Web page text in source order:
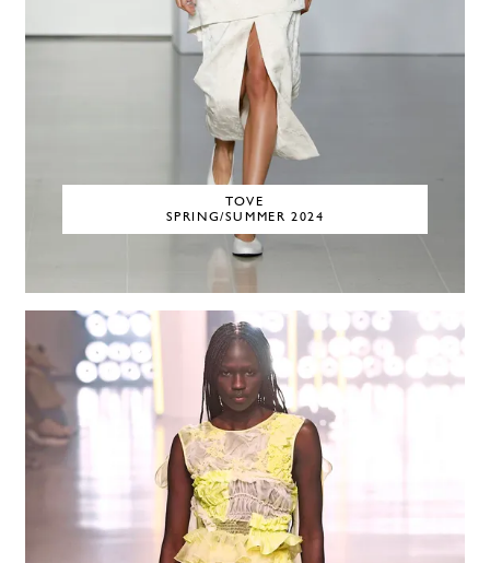
TOVE
SPRING/SUMMER 2024